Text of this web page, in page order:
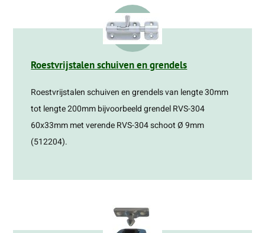
Roestvrijstalen schuiven en grendels
Roestvrijstalen schuiven en grendels van lengte 30mm
tot lengte 200mm bijvoorbeeld grendel RVS-304
60x33mm met verende RVS-304 schoot Ø 9mm
(512204).